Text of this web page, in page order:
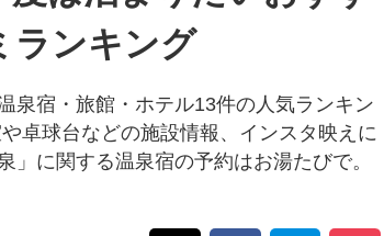
ランキング
泉宿・旅館・ホテル13件の人気ランキン
卓球台などの施設情報、インスタ映えに
」に関する温泉宿の予約はお湯たびで。